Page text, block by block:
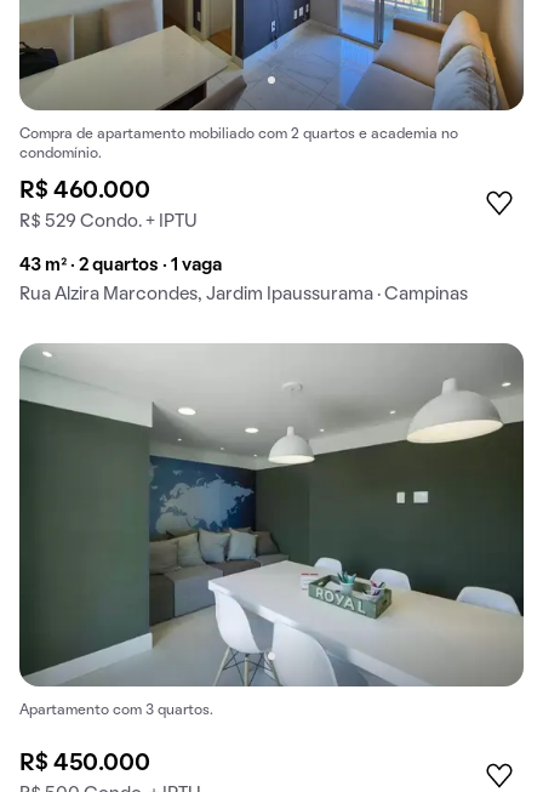
Compra de apartamento mobiliado com 2 quartos e academia no
condomínio.
R$ 460.000
R$ 529 Condo. + IPTU
43 m² · 2 quartos · 1 vaga
Rua Alzira Marcondes, Jardim Ipaussurama · Campinas
Apartamento com 3 quartos.
R$ 450.000